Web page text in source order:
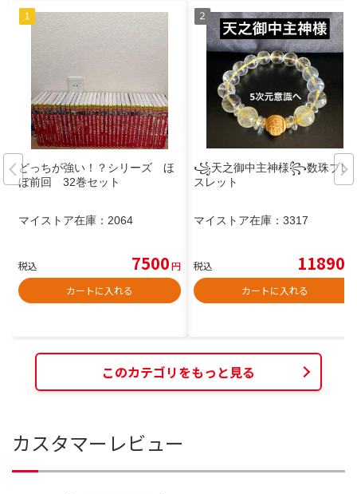
どっちが強い！？シリーズ ほ
ぼ前回 32巻セット
マイストア在庫： 2064
税込 7500円
カートに入れる
꧁天之御中主神様꧂数珠ブレ
スレット
マイストア在庫： 3317
税込 11890
カートに入れる
このカテゴリをもっと見る
カスタマーレビュー